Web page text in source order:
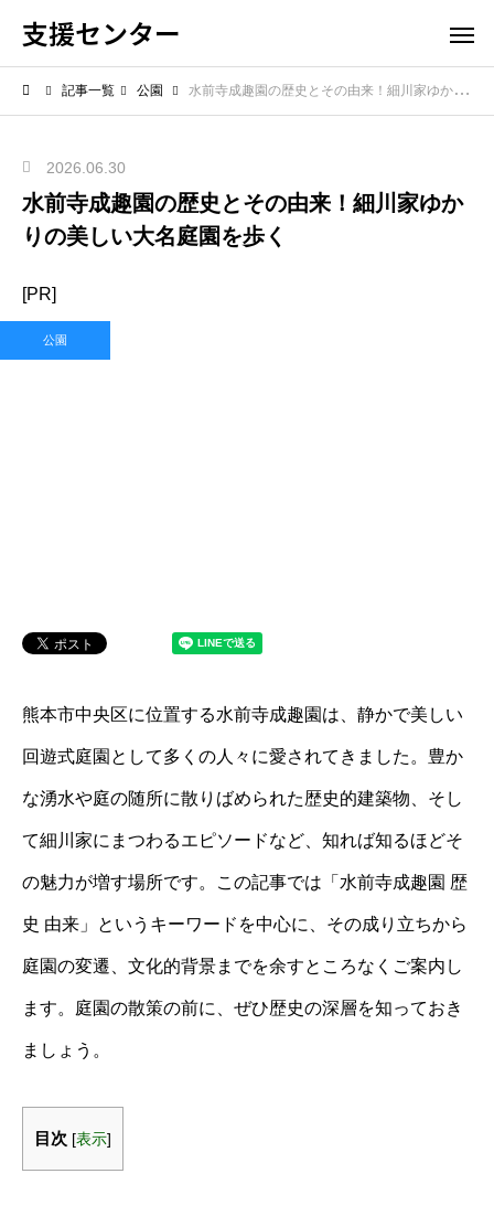
支援センター
記事一覧 公園 水前寺成趣園の歴史とその由来！細川家ゆかりの美しい大名庭園を歩く
2026.06.30
水前寺成趣園の歴史とその由来！細川家ゆか
りの美しい大名庭園を歩く
[PR]
公園
熊本市中央区に位置する水前寺成趣園は、静かで美しい
回遊式庭園として多くの人々に愛されてきました。豊か
な湧水や庭の随所に散りばめられた歴史的建築物、そし
て細川家にまつわるエピソードなど、知れば知るほどそ
の魅力が増す場所です。この記事では「水前寺成趣園 歴
史 由来」というキーワードを中心に、その成り立ちから
庭園の変遷、文化的背景までを余すところなくご案内し
ます。庭園の散策の前に、ぜひ歴史の深層を知っておき
ましょう。
目次 [表示]